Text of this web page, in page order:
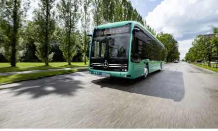
ve kullanma fırsatı sunan şirket, Avrupa’nın her
köşesinden yaklaşık 1000 katılımcı için birkaç hafta
süren bir müşteri etkinliği de düzenleyecek. Söz konusu
etkinlikte ise müşterilere altyapı, hizmetler ve elektrikle
çalışan kamyonlar hakkında ayrıntılı bilgiler verilecek.
Ayrıca müşteriler, eActros 300’ü zorlu rotalarda ve
gerçekçi yüklerle kullanma fırsatına da sahip olacaklar.